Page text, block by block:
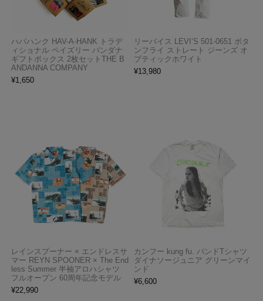
ハバハンク HAV-A-HANK トラデ
ィショナル ペイズリー バンダナ
ギフトボックス 2枚セットTHE B
ANDANNA COMPANY
¥1,650
リーバイス LEVI’S 501-0651 ボタ
ンフライ ストレート ジーンズ オ
プティックホワイト
¥13,980
レインスプーナー × エンドレスサ
マー REYN SPOONER × The End
less Summer 半袖アロハシャツ
フルオープン 60周年記念モデル
¥22,990
カンフー kung fu. バンドTシャツ
ダイナソージュニア グリーンマイ
ンド
¥6,600